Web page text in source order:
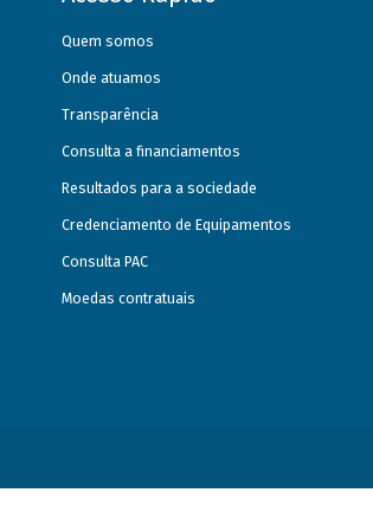
Quem somos
Onde atuamos
Transparência
Consulta a financiamentos
Resultados para a sociedade
Credenciamento de Equipamentos
Consulta PAC
Moedas contratuais